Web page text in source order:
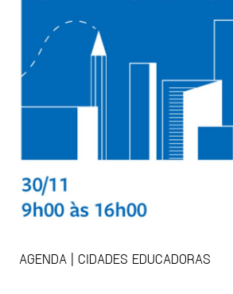
AGENDA | CIDADES EDUCADORAS